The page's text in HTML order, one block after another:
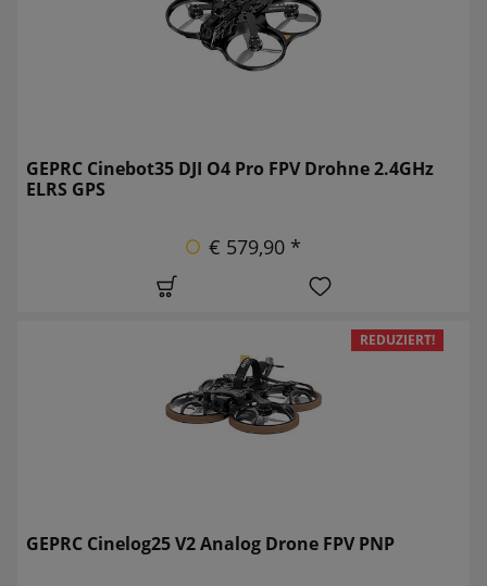
GEPRC Cinebot35 DJI O4 Pro FPV Drohne 2.4GHz
ELRS GPS
€ 579,90 *
REDUZIERT!
GEPRC Cinelog25 V2 Analog Drone FPV PNP